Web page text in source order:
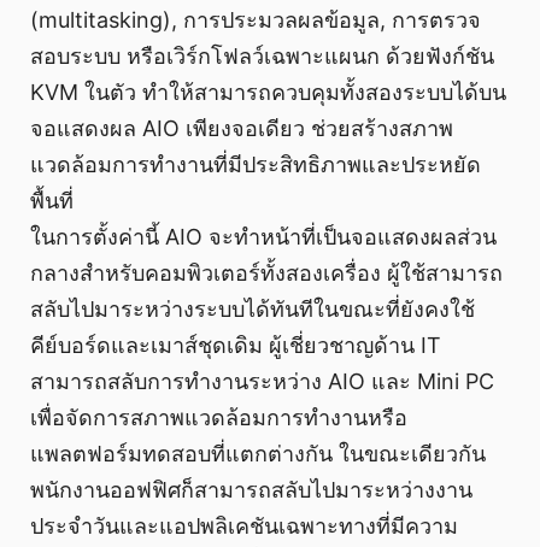
(multitasking), การประมวลผลข้อมูล, การตรวจ
สอบระบบ หรือเวิร์กโฟลว์เฉพาะแผนก ด้วยฟังก์ชัน
KVM ในตัว ทำให้สามารถควบคุมทั้งสองระบบได้บน
จอแสดงผล AIO เพียงจอเดียว ช่วยสร้างสภาพ
แวดล้อมการทำงานที่มีประสิทธิภาพและประหยัด
พื้นที่
ในการตั้งค่านี้ AIO จะทำหน้าที่เป็นจอแสดงผลส่วน
กลางสำหรับคอมพิวเตอร์ทั้งสองเครื่อง ผู้ใช้สามารถ
สลับไปมาระหว่างระบบได้ทันทีในขณะที่ยังคงใช้
คีย์บอร์ดและเมาส์ชุดเดิม ผู้เชี่ยวชาญด้าน IT
สามารถสลับการทำงานระหว่าง AIO และ Mini PC
เพื่อจัดการสภาพแวดล้อมการทำงานหรือ
แพลตฟอร์มทดสอบที่แตกต่างกัน ในขณะเดียวกัน
พนักงานออฟฟิศก็สามารถสลับไปมาระหว่างงาน
ประจำวันและแอปพลิเคชันเฉพาะทางที่มีความ